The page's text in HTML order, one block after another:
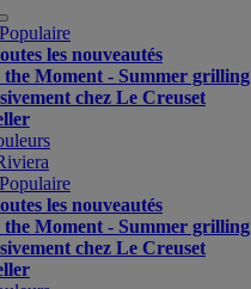
les nouveautés
the Moment - Summer grilling
chez Le Creuset
les nouveautés
the Moment - Summer grilling
chez Le Creuset